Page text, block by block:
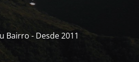
Bairro - Desde 2011